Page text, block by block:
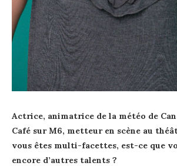
Actrice, animatrice de la météo de
Café sur M6, metteur en scène au
vous êtes multi-facettes, est-ce que
encore d’autres talents ?